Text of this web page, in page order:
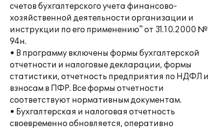
счетов бухгалтерского учета финансово-
хозяйственной деятельности организации и
инструкции по его применению" от 31.10.2000 №
94н.
• В программу включены формы бухгалтерской
отчетности и налоговые декларации, формы
статистики, отчетность предприятия по НДФЛ и
взносам в ПФР. Все формы отчетности
соответствуют нормативным документам.
• Бухгалтерская и налоговая отчетность
своевременно обновляется, оперативно